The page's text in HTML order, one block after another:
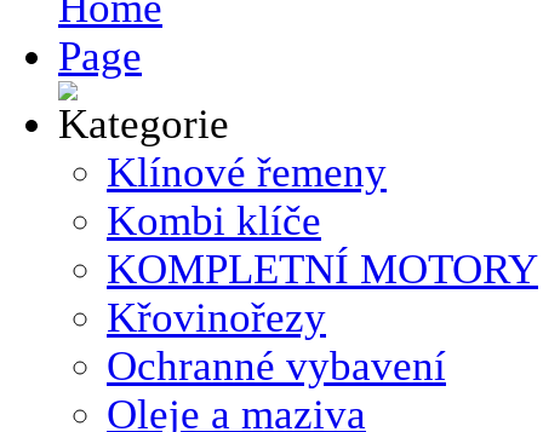
Klínové řemeny
Kombi klíče
KOMPLETNÍ MOTORY
Křovinořezy
Ochranné vybavení
Oleje a maziva